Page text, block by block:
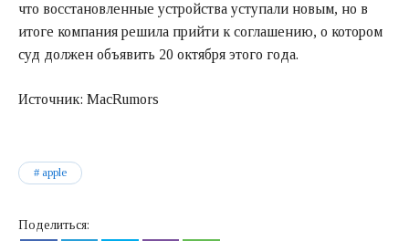
что восстановленные устройства уступали новым, но в
итоге компания решила прийти к соглашению, о котором
суд должен объявить 20 октября этого года.
Источник: MacRumors
apple
Поделиться: